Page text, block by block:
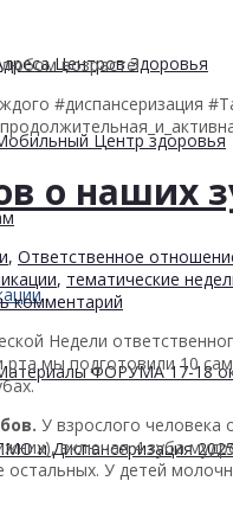
Центров Здоровья
Центр здоровья
ФОРУМА 17-18
и Диспансеризация
возрасте!
#диспансеризация
о наших
, Ответственное
, тематические
комментарий
Недели
мы подготовили 10
У взрослого человека
включая 4 зуба
У детей